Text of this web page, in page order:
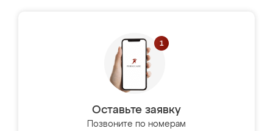
Оставьте заявку
Позвоните по номерам